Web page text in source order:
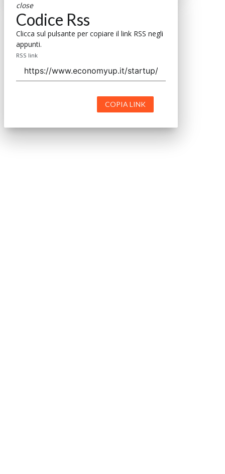
close
Codice Rss
Clicca sul pulsante per copiare il link RSS negli
appunti.
RSS link
COPIA LINK